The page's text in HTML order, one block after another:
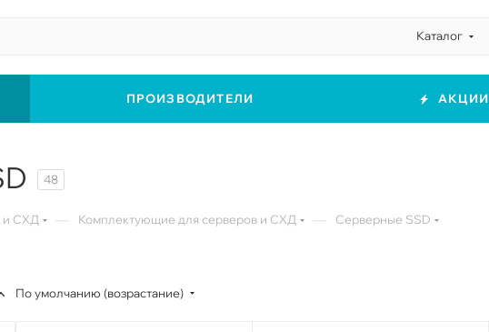
Каталог
ПРОИЗВОДИТЕЛИ АКЦИИ
48
и СХД Комплектующие для серверов и СХД Серверные SSD
По умолчанию (возрастание)